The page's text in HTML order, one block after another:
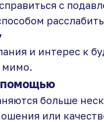
с
и интерес к
мимо.
помощью
больше
или